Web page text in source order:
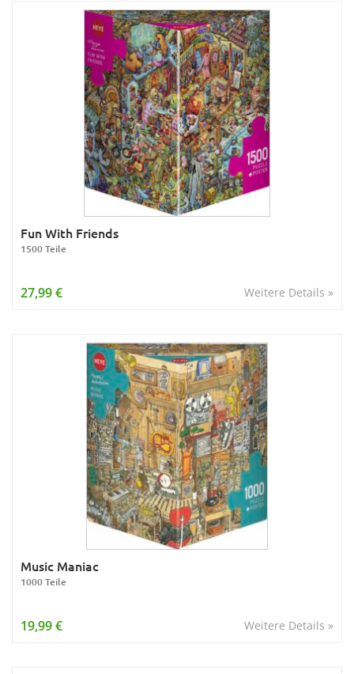
Fun With Friends
1500 Teile
Weitere Details »
27,99 €
Music Maniac
1000 Teile
Weitere Details »
19,99 €